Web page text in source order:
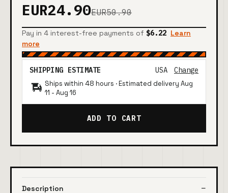
EUR24.90EUR50.90
Pay in 4 interest-free payments of $6.22 Learn
more
SHIPPING ESTIMATE USA Change
Ships within 48 hours · Estimated delivery Aug
11 - Aug 16
ADD TO CART
Description